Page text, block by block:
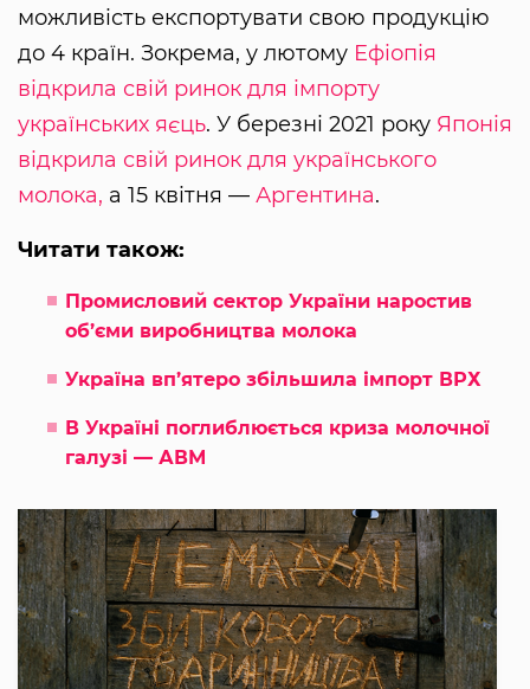
можливість експортувати свою продукцію
до 4 країн. Зокрема, у лютому Ефіопія
відкрила свій ринок для імпорту
українських яєць. У березні 2021 року Японія
відкрила свій ринок для українського
молока, а 15 квітня — Аргентина.
Читати також:
Промисловий сектор України наростив
об’єми виробництва молока
Україна вп’ятеро збільшила імпорт ВРХ
В Україні поглиблюється криза молочної
галузі — АВМ